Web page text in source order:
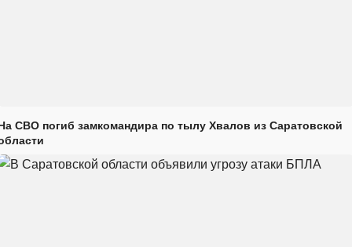
СВО погиб замкомандира по тылу Хвалов из Саратовской